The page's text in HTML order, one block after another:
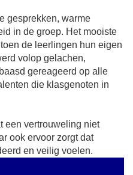
gesprekken, warme
in de groep. Het mooiste
de leerlingen hun eigen
volop gelachen,
gereageerd op alle
die klasgenoten in
een vertrouweling niet
ook ervoor zorgt dat
en veilig voelen.